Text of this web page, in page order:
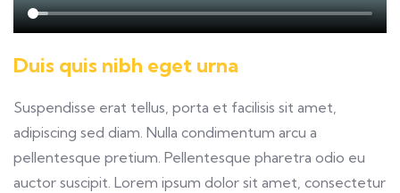
Duis quis nibh eget urna
Suspendisse erat tellus, porta et facilisis sit amet,
adipiscing sed diam. Nulla condimentum arcu a
pellentesque pretium. Pellentesque pharetra odio eu
auctor suscipit. Lorem ipsum dolor sit amet, consectetur